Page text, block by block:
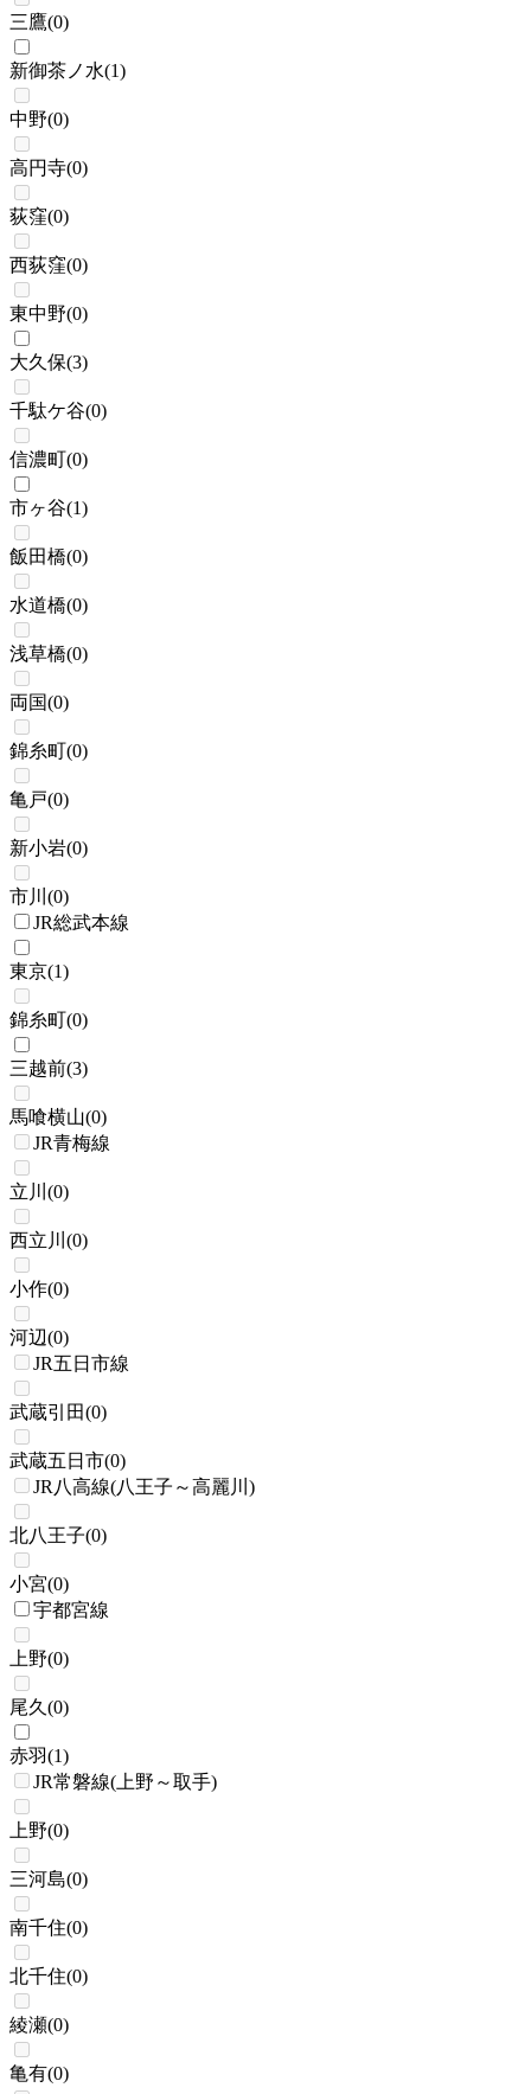
三鷹(0)
新御茶ノ水(1)
中野(0)
高円寺(0)
荻窪(0)
西荻窪(0)
東中野(0)
大久保(3)
千駄ケ谷(0)
信濃町(0)
市ヶ谷(1)
飯田橋(0)
水道橋(0)
浅草橋(0)
両国(0)
錦糸町(0)
亀戸(0)
新小岩(0)
市川 (0)
JR総武本線
東京(1)
錦糸町(0)
三越前(3)
馬喰横山(0)
JR青梅線
立川 (0)
西立川 (0)
小作(0)
河辺(0)
JR五日市線
武蔵引田(0)
武蔵五日市(0)
JR八高線(八王子～高麗川)
北八王子(0)
小宮(0)
宇都宮線
上野(0)
尾久 (0)
赤羽(1)
JR常磐線(上野～取手)
上野(0)
三河島(0)
南千住(0)
北千住(0)
綾瀬(0)
亀有(0)